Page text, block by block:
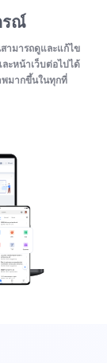
รณ์
ามารถดูและแก้ไข
ะหน้าเว็บต่อไปได้
พมากขึ้นในทุกที่